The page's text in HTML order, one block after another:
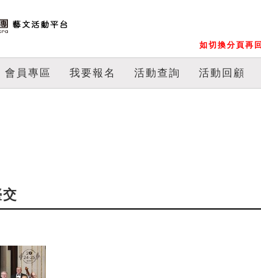
如切換分頁再
會員專區 我要報名 活動查詢 活動回顧